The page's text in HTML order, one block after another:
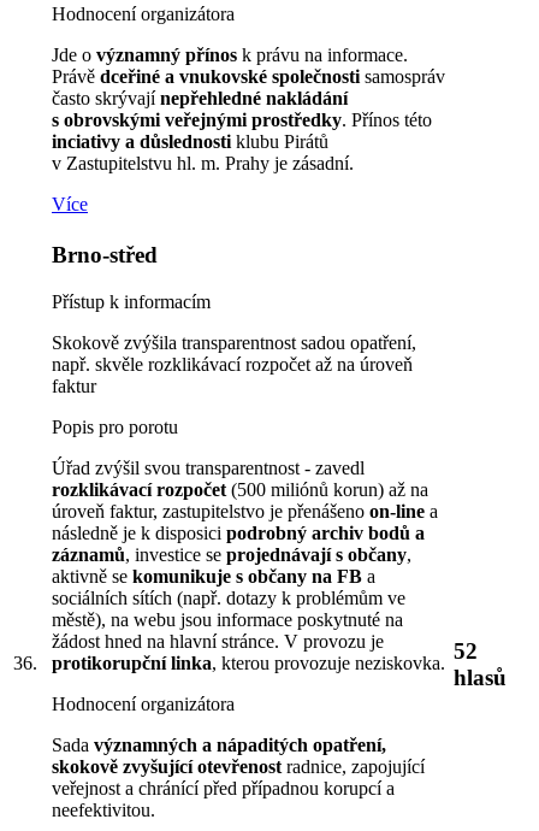
Hodnocení organizátora
Jde o významný přínos k právu na informace.
Právě dceřiné a vnukovské společnosti samospráv
často skrývajínepřehledné nakládání
s obrovskými veřejnými prostředky. Přínos této
inciativy a důslednosti klubu Pirátů
v Zastupitelstvu hl. m. Prahy je zásadní.
Více
36.
Brno-střed
Přístup k informacím
Skokově zvýšila transparentnost sadou opatření,
např. skvěle rozklikávací rozpočet až na úroveň
faktur
Popis pro porotu
Úřad zvýšil svou transparentnost - zavedl
rozklikávací rozpočet (500 miliónů korun) až na
úroveň faktur, zastupitelstvo je přenášeno on-line a
následně je k disposici podrobný archiv bodů a
záznamů, investice se projednávají s občany,
aktivně se komunikuje s občany na FB a
sociálních sítích (např. dotazy k problémům ve
městě), na webu jsou informace poskytnuté na
žádost hned na hlavní stránce. V provozu je
protikorupční linka, kterou provozuje neziskovka.
Hodnocení organizátora
Sada významných a nápaditých opatření,
skokově zvyšující otevřenost radnice, zapojující
veřejnost a chránící před případnou korupcí a
neefektivitou.
52
hlasů